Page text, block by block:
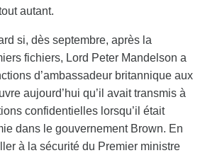
autant.
si, dès septembre, après la
fichiers, Lord Peter Mandelson a
d’ambassadeur britannique aux
aujourd’hui qu’il avait transmis à
confidentielles lorsqu’il était
dans le gouvernement Brown. En
à la sécurité du Premier ministre